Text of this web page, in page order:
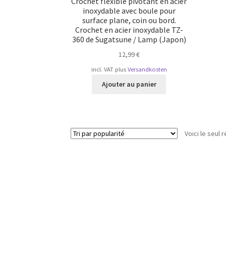
inoxydable avec boule pour
surface plane, coin ou bord.
Crochet en acier inoxydable TZ-
360 de Sugatsune / Lamp (Japon)
12,99€
incl. VAT plus Versandkosten
Ajouter au panier
Voici le seul